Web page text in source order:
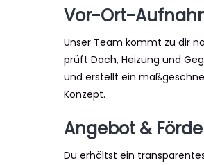
Vor-Ort-
Unser Team kommt zu dir
prüft Dach, Heizung und
und erstellt ein
Konzept.
Angebot &
Du erhältst ein